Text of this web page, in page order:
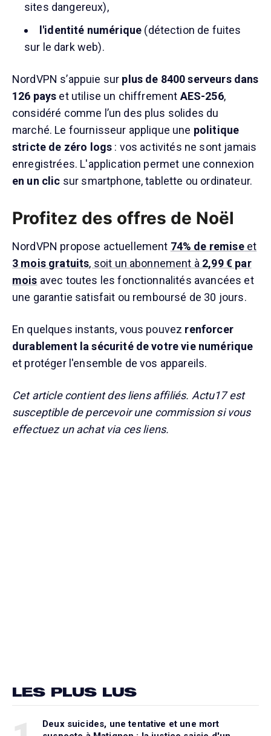
sites dangereux),
l'identité numérique (détection de fuites
sur le dark web).
NordVPN s’appuie sur plus de 8400 serveurs dans
126 pays et utilise un chiffrement AES-256,
considéré comme l’un des plus solides du
marché. Le fournisseur applique une politique
stricte de zéro logs : vos activités ne sont jamais
enregistrées. L'application permet une connexion
en un clic sur smartphone, tablette ou ordinateur.
Profitez des offres de Noël
NordVPN propose actuellement 74% de remiseet
3 mois gratuits, soit un abonnement à 2,99 € par
mois avec toutes les fonctionnalités avancées et
une garantie satisfait ou remboursé de 30 jours.
En quelques instants, vous pouvez renforcer
durablement la sécurité de votre vie numérique
et protéger l'ensemble de vos appareils.
Cet article contient des liens affiliés. Actu17 est
susceptible de percevoir une commission si vous
effectuez un achat via ces liens.
LES PLUS LUS
Deux suicides, une tentative et une mort